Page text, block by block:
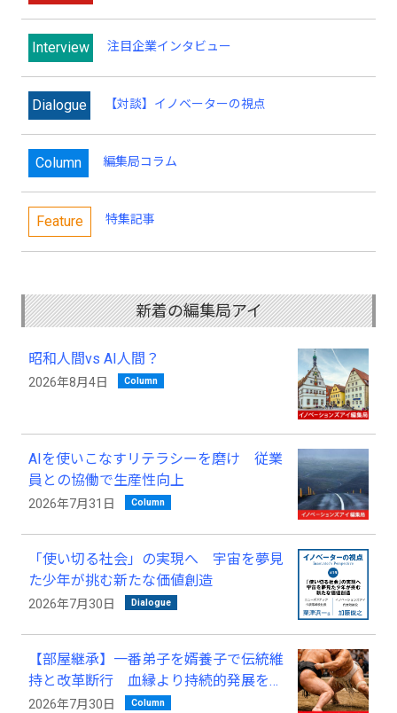
Interview 注目企業インタビュー
Dialogue 【対談】イノベーターの視点
Column 編集局コラム
Feature 特集記事
新着の編集局アイ
昭和人間vs AI人間？
2026年8月4日 Column
AIを使いこなすリテラシーを磨け 従業
員との協働で生産性向上
2026年7月31日 Column
「使い切る社会」の実現へ 宇宙を夢見
た少年が挑む新たな価値創造
2026年7月30日 Dialogue
【部屋継承】一番弟子を婿養子で伝統維
持と改革断行 血縁より持続的発展を優
先
2026年7月30日 Column